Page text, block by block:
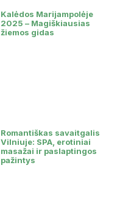
Kalėdos Marijampolėje
2025 – Magiškiausias
žiemos gidas
Romantiškas savaitgalis
Vilniuje: SPA, erotiniai
masažai ir paslaptingos
pažintys